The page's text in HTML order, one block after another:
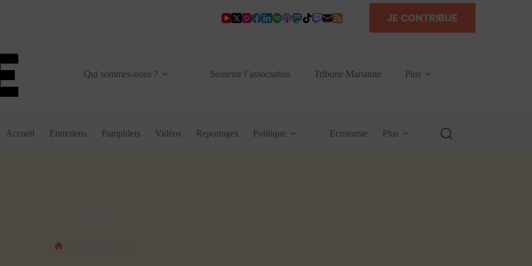
JE CONTRIBUE
Qui sommes-nous ? Soutenir l’association Tribune Marianne Plus
Accueil Entretiens Pamphlets Vidéos Reportages Politique Economie Plus